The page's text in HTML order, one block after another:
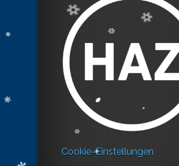
Cookie-Einstellungen